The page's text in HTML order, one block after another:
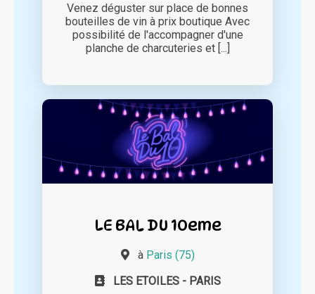
Venez déguster sur place de bonnes
bouteilles de vin à prix boutique Avec
possibilité de l'accompagner d'une
planche de charcuteries et [...]
LE BAL DU 10eme
à Paris (75)
LES ETOILES - PARIS